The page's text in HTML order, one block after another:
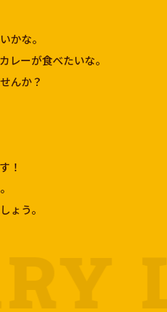
かな。
レーが食べたいな。
んか？
！
ょう。